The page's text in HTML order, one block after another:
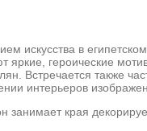
в
героические
Встречается также
интерьеров
края